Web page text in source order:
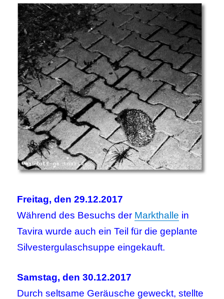
Freitag, den 29.12.2017
Während des Besuchs der Markthalle in
Tavira wurde auch ein Teil für die geplante
Silvestergulaschsuppe eingekauft.
Samstag, den 30.12.2017
Durch seltsame Geräusche geweckt, stellte